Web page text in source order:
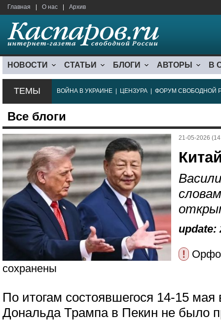
Главная О нас Архив
НОВОСТИ СТАТЬИ БЛОГИ АВТОРЫ В
ТЕМЫ ВОЙНА В УКРАИНЕ ЦЕНЗУРА ФОРУМ СВОБОДНОЙ
Все блоги
21-05-2026
update:
!
сохранены
По итогам состоявшегося 14-15
Дональда Трампа в Пекин не было